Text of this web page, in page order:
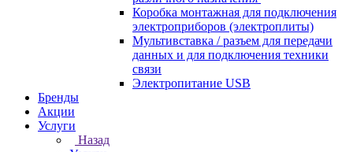
Коробка монтажная для подключения
электроприборов (электроплиты)
Мультивставка / разъем для передачи
данных и для подключения техники
связи
Электропитание USB
Бренды
Акции
Услуги
Назад